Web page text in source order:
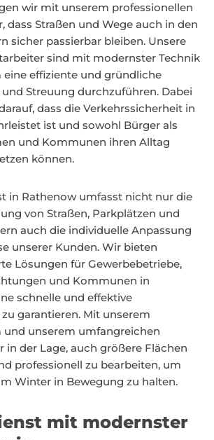
wir mit unserem professionellen
dass Straßen und Wege auch in den
sicher passierbar bleiben. Unsere
sind mit modernster Technik
effiziente und gründliche
Streuung durchzuführen. Dabei
dass die Verkehrssicherheit in
ist und sowohl Bürger als
und Kommunen ihren Alltag
können.
in Rathenow umfasst nicht nur die
von Straßen, Parkplätzen und
auch die individuelle Anpassung
unserer Kunden. Wir bieten
Lösungen für Gewerbebetriebe,
und Kommunen in
schnelle und effektive
garantieren. Mit unserem
und unserem umfangreichen
in der Lage, auch größere Flächen
professionell zu bearbeiten, um
Winter in Bewegung zu halten.
mit modernster